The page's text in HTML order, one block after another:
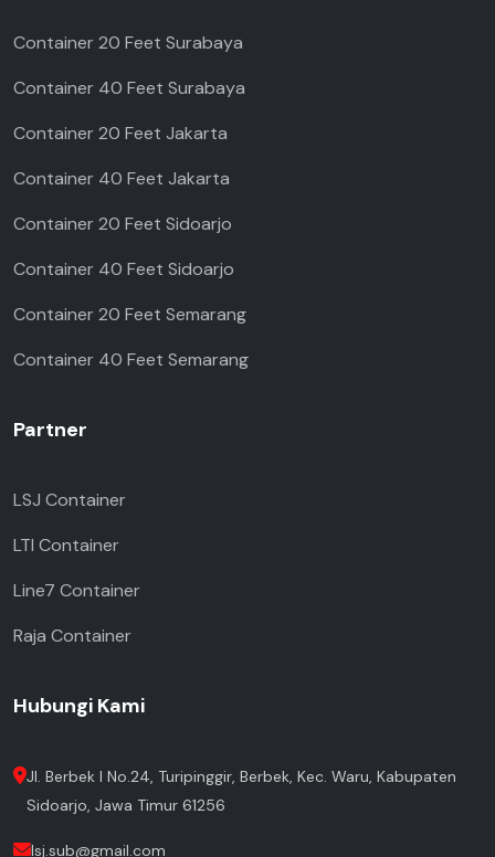
Container 20 Feet Surabaya
Container 40 Feet Surabaya
Container 20 Feet Jakarta
Container 40 Feet Jakarta
Container 20 Feet Sidoarjo
Container 40 Feet Sidoarjo
Container 20 Feet Semarang
Container 40 Feet Semarang
Partner
LSJ Container
LTI Container
Line7 Container
Raja Container
Hubungi Kami
Jl. Berbek I No.24, Turipinggir, Berbek, Kec. Waru, Kabupaten
Sidoarjo, Jawa Timur 61256
lsj.sub@gmail.com